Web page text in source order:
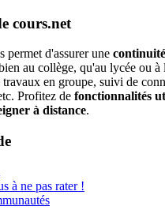
cours.net
permet d'assurer une continuité
au collège, qu'au lycée ou
en groupe, suivi de
Profitez de fonctionnalités
à distance.
à ne pas rater !